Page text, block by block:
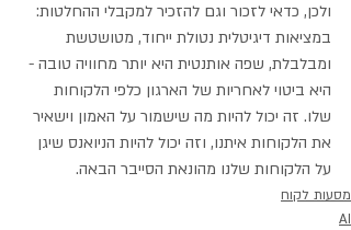
ולכן, כדאי לזכור וגם להזכיר למקבלי ההחלטות:
במציאות דיגיטלית נטולת ייחוד, מטושטשת
ומבלבלת, שפה אותנטית היא יותר מחוויה טובה -
היא ביטוי לאחריות של הארגון כלפי הלקוחות
שלו. זה יכול להיות מה שישמור על האמון וישאיר
את הלקוחות איתנו, וזה יכול להיות הניואנס שיגן
על הלקוחות שלנו מהונאת הסייבר הבאה.
מסעות לקוח
AI